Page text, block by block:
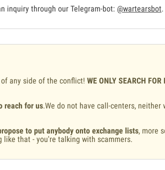
inquiry through our Telegram-bot: @wartearsbot.
any side of the conflict! WE ONLY SEARCH FOR
reach for us.We do not have call-centers,
to put anybody onto exchange lists, more
like that - you're talking with scammers.